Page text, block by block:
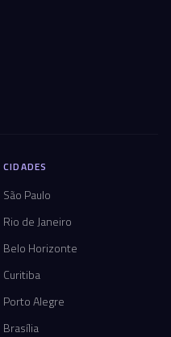
CIDADES
São Paulo
Rio de Janeiro
Belo Horizonte
Curitiba
Porto Alegre
Brasília